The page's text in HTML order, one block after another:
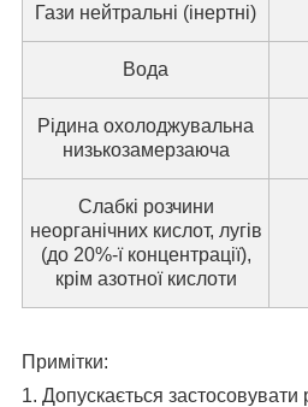
Гази нейтральні (інертні)
Вода
Рідина охолоджувальна
низькозамерзаюча
Слабкі розчини
неорганічних кислот, лугів
(до 20%-ї концентрації),
крім азотної кислоти
Примітки:
1. Допускається